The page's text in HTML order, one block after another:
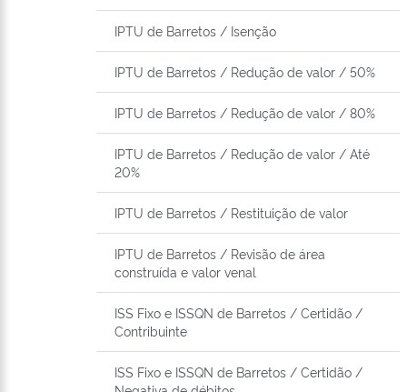
IPTU de Barretos / Isenção
IPTU de Barretos / Redução de valor / 50%
IPTU de Barretos / Redução de valor / 80%
IPTU de Barretos / Redução de valor / Até
20%
IPTU de Barretos / Restituição de valor
IPTU de Barretos / Revisão de área
construída e valor venal
ISS Fixo e ISSQN de Barretos / Certidão /
Contribuinte
ISS Fixo e ISSQN de Barretos / Certidão /